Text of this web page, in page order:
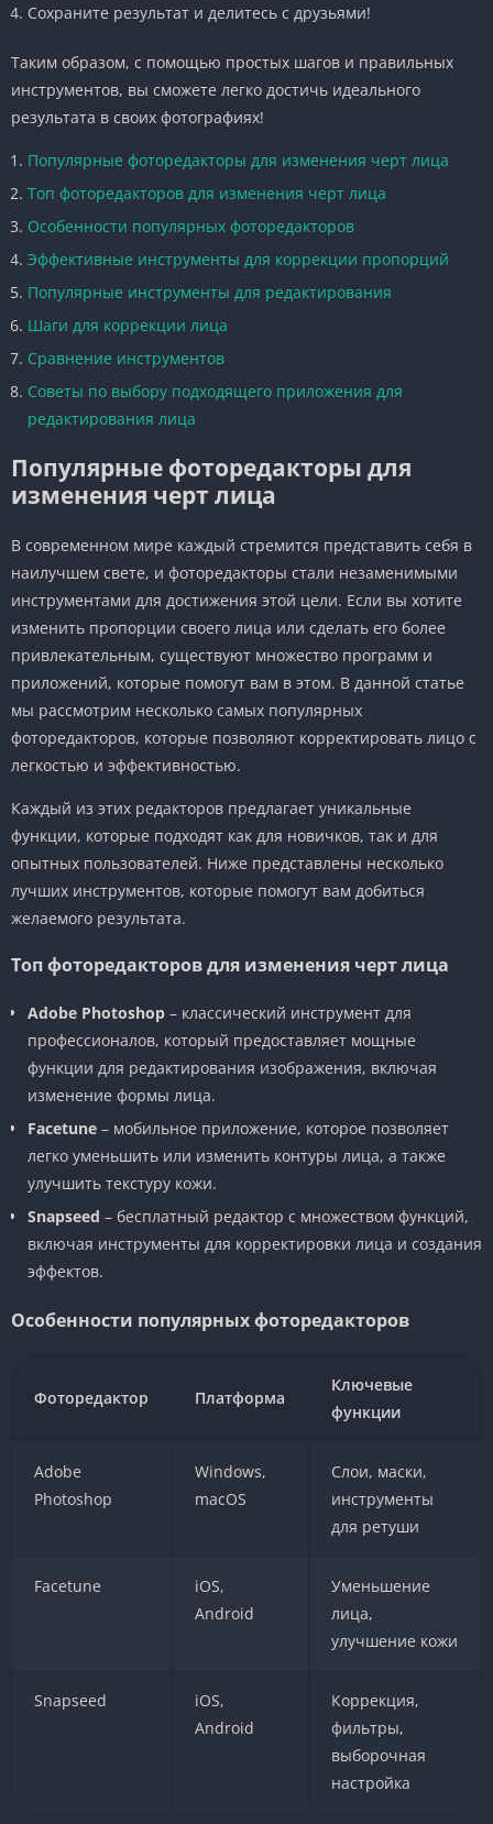
Сохраните результат и делитесь с друзьями!
Таким образом, с помощью простых шагов и правильных
инструментов, вы сможете легко достичь идеального
результата в своих фотографиях!
Популярные фоторедакторы для изменения черт лица
Топ фоторедакторов для изменения черт лица
Особенности популярных фоторедакторов
Эффективные инструменты для коррекции пропорций
Популярные инструменты для редактирования
Шаги для коррекции лица
Сравнение инструментов
Советы по выбору подходящего приложения для
редактирования лица
Популярные фоторедакторы для
изменения черт лица
В современном мире каждый стремится представить себя в
наилучшем свете, и фоторедакторы стали незаменимыми
инструментами для достижения этой цели. Если вы хотите
изменить пропорции своего лица или сделать его более
привлекательным, существуют множество программ и
приложений, которые помогут вам в этом. В данной статье
мы рассмотрим несколько самых популярных
фоторедакторов, которые позволяют корректировать лицо с
легкостью и эффективностью.
Каждый из этих редакторов предлагает уникальные
функции, которые подходят как для новичков, так и для
опытных пользователей. Ниже представлены несколько
лучших инструментов, которые помогут вам добиться
желаемого результата.
Топ фоторедакторов для изменения черт лица
Adobe Photoshop – классический инструмент для
профессионалов, который предоставляет мощные
функции для редактирования изображения, включая
изменение формы лица.
Facetune – мобильное приложение, которое позволяет
легко уменьшить или изменить контуры лица, а также
улучшить текстуру кожи.
Snapseed – бесплатный редактор с множеством функций,
включая инструменты для корректировки лица и создания
эффектов.
Особенности популярных фоторедакторов
Фоторедактор Платформа
Ключевые
функции
Adobe
Photoshop
Windows,
macOS
Слои, маски,
инструменты
для ретуши
Facetune
iOS,
Android
Уменьшение
лица,
улучшение кожи
Snapseed
iOS,
Android
Коррекция,
фильтры,
выборочная
настройка